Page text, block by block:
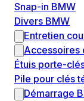
Snap-in BMW
Divers BMW
Entretien
Accessoires
Étuis porte-
Pile pour clés
Démarrage